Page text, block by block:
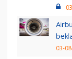
03-